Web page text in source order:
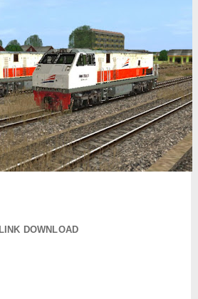
LINK DOWNLOAD